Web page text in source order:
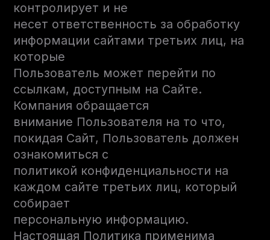
контролирует и не
несет ответственность за обработку
информации сайтами третьих лиц, на
которые
Пользователь может перейти по
ссылкам, доступным на Сайте.
Компания обращается
внимание Пользователя на то что,
покидая Сайт, Пользователь должен
ознакомиться с
политикой конфиденциальности на
каждом сайте третьих лиц, который
собирает
персональную информацию.
Настоящая Политика применима